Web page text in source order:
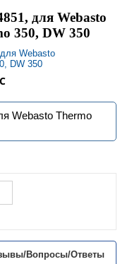
для Webasto
350, DW 350
Webasto Thermo
Вопросы/Ответы